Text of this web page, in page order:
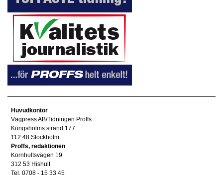
Huvudkontor
Vägpress AB/Tidningen Proffs
Kungsholms strand 177
112 48 Stockholm
Proffs, redaktionen
Kornhultsvägen 19
312 53 Hishult
Tel. 0708 - 15 33 45